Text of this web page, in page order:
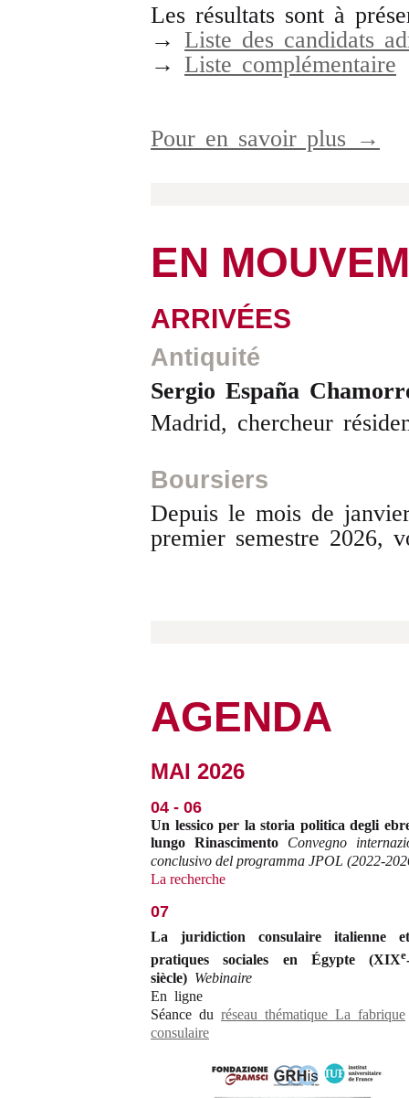
Les résultats sont à
→ Liste des candidats
→ Liste complémentaire
Pour en savoir plus →
EN
ARRIVÉES
Antiquité
Sergio España
Madrid, chercheur
Boursiers
Depuis le mois de
premier semestre 2026,
AGENDA
MAI 2026
04 - 06
Un lessico per la storia politica degli
lungo Rinascimento
Convegno
conclusivo del programma JPOL (2022-
La recherche
07
La juridiction consulaire italienne
pratiques sociales en Égypte (XIXe
siècle) Webinaire
En ligne
Séance du réseau thématique La fabrique
consulaire